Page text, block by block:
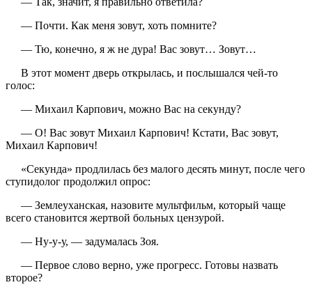
— Почти. Как меня зовут, хоть помните?
— Тю, конечно, я ж не дура! Вас зовут… Зовут…
В этот момент дверь открылась, и послышался чей-то
голос:
— Михаил Карпович, можно Вас на секунду?
— О! Вас зовут Михаил Карпович! Кстати, Вас зовут,
Михаил Карпович!
«Секунда» продлилась без малого десять минут, после чего
ступидолог продолжил опрос:
— Землеуханская, назовите мультфильм, который чаще
всего становится жертвой больных цензурой.
— Ну-у-у, — задумалась Зоя.
— Первое слово верно, уже прогресс. Готовы назвать
второе?